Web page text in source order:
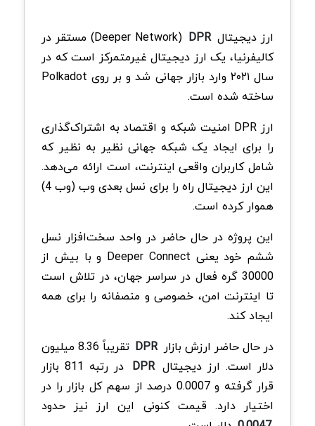
ارز دیجیتال Deeper Network) DPR
) مستقر در
کالیفرنیا، یک ارز دیجیتال غیرمتمرکز است که در
سال ۲۰۲۱ وارد بازار جهانی شد و بر روی Polkadot
ساخته شده است.
ارز DPR امنیت شبکه و اقتصاد به اشتراک‌‌گذاری
را برای ایجاد یک شبکه جهانی نظیر به نظیر که
شامل کاربران واقعی اینترنت، است ارائه می‌دهد.
این ارز دیجیتال راه را برای نسل بعدی وب (وب 4)
هموار کرده است.
این پروژه در حال حاضر در واحد سخت‌افزار نسل
ششم خود یعنی Deeper Connect و با بیش از
30000 گره فعال در سراسر جهان، در تلاش است
تا اینترنت امن، خصوصی و منصفانه را برای همه
ایجاد کند.
در حال حاضر ارزش بازار DPR
تقریباً 8.36 میلیون
دلار است. ارز دیجیتال DPR
در رتبه 811 بازار
قرار گرفته و 0.0007 درصد از سهم کل بازار را در
اختیار دارد. قیمت کنونی این ارز نیز حدود